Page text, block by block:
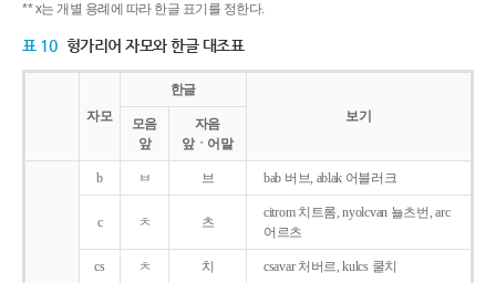
** x는 개별 용례에 따라 한글 표기를 정한다.
표 10 헝가리어 자모와 한글 대조표
자모
한글
보기
모음
앞
자음
앞ㆍ어말
b ㅂ 브 bab 버브, ablak 어블러크
c ㅊ 츠
citrom 치트롬, nyolcvan 뇰츠번, arc
어르츠
cs ㅊ 치 csavar 처버르, kulcs 쿨치